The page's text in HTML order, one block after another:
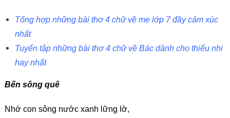
Tổng hợp những bài thơ 4 chữ về mẹ lớp 7 đầy cảm xúc
nhất
Tuyển tập những bài thơ 4 chữ về Bác dành cho thiếu nhi
hay nhất
Bến sông quê
Nhớ con sông nước xanh lững lờ,